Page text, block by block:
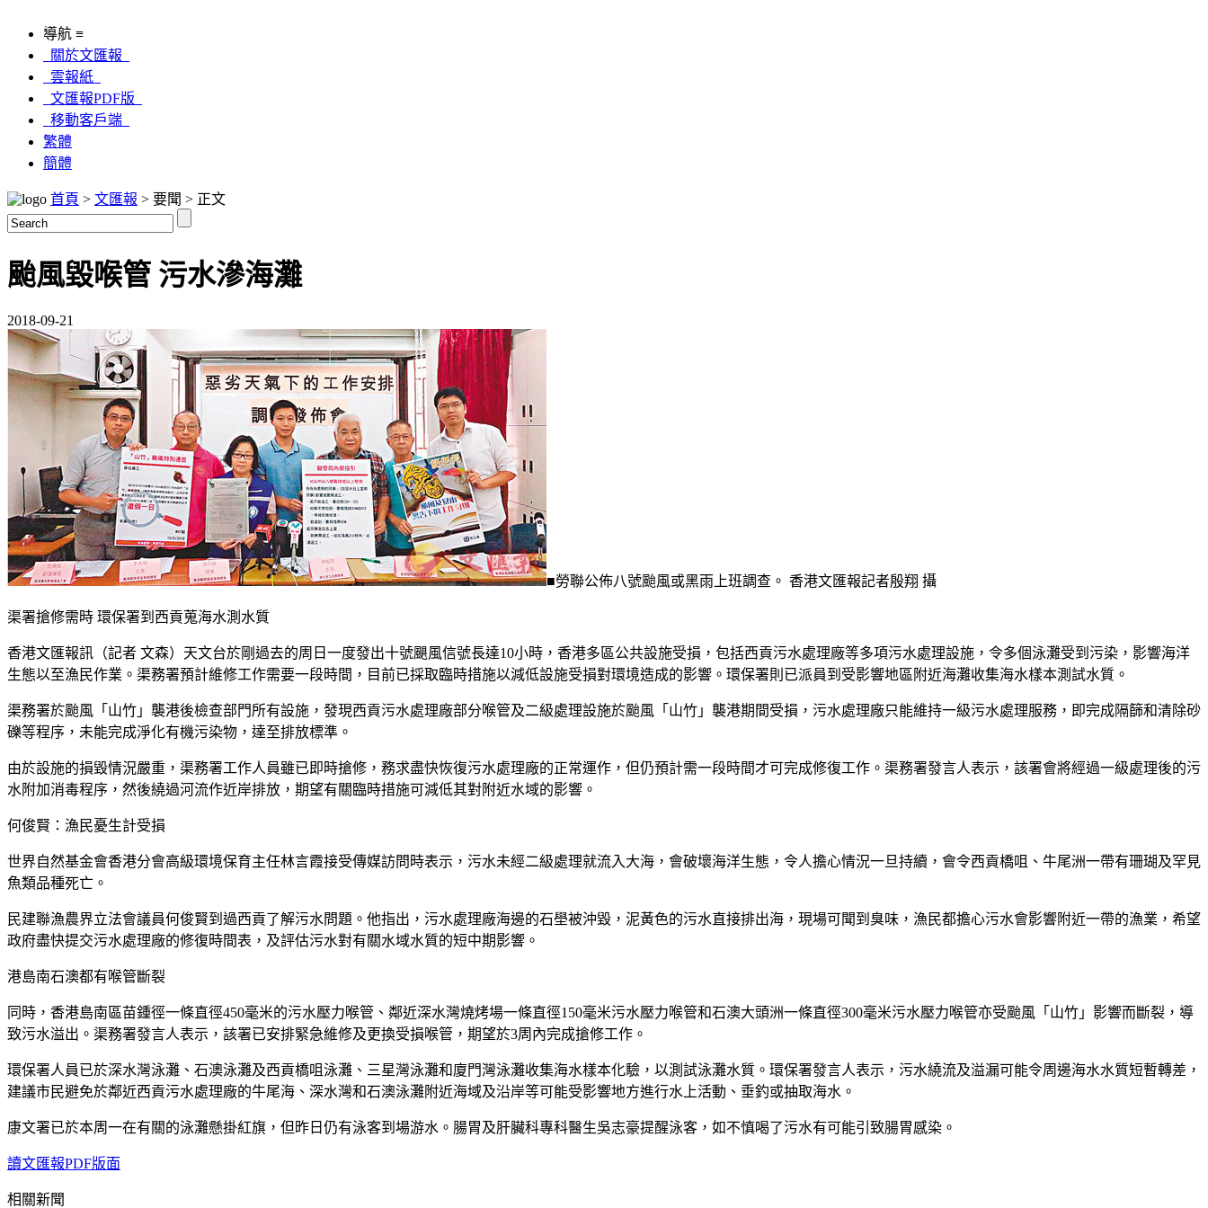
導航 ≡
關於文匯報
雲報紙
文匯報PDF版
移動客戶端
繁體
簡體
首頁 > 文匯報 > 要聞 > 正文
颱風毀喉管 污水滲海灘
2018-09-21
■勞聯公佈八號颱風或黑雨上班調查。 香港文匯報記者殷翔 攝
渠署搶修需時 環保署到西貢蒐海水測水質
香港文匯報訊（記者 文森）天文台於剛過去的周日一度發出十號颶風信號長達10小時，香港多區公共設施受損，包括西貢污水處理廠等多項污水處理設施，令多個泳灘受到污染，影響海洋
生態以至漁民作業。渠務署預計維修工作需要一段時間，目前已採取臨時措施以減低設施受損對環境造成的影響。環保署則已派員到受影響地區附近海灘收集海水樣本測試水質。
渠務署於颱風「山竹」襲港後檢查部門所有設施，發現西貢污水處理廠部分喉管及二級處理設施於颱風「山竹」襲港期間受損，污水處理廠只能維持一級污水處理服務，即完成隔篩和清除砂
礫等程序，未能完成淨化有機污染物，達至排放標準。
由於設施的損毀情況嚴重，渠務署工作人員雖已即時搶修，務求盡快恢復污水處理廠的正常運作，但仍預計需一段時間才可完成修復工作。渠務署發言人表示，該署會將經過一級處理後的污
水附加消毒程序，然後繞過河流作近岸排放，期望有關臨時措施可減低其對附近水域的影響。
何俊賢：漁民憂生計受損
世界自然基金會香港分會高級環境保育主任林言霞接受傳媒訪問時表示，污水未經二級處理就流入大海，會破壞海洋生態，令人擔心情況一旦持續，會令西貢橋咀、牛尾洲一帶有珊瑚及罕見
魚類品種死亡。
民建聯漁農界立法會議員何俊賢到過西貢了解污水問題。他指出，污水處理廠海邊的石壆被沖毀，泥黃色的污水直接排出海，現場可聞到臭味，漁民都擔心污水會影響附近一帶的漁業，希望
政府盡快提交污水處理廠的修復時間表，及評估污水對有關水域水質的短中期影響。
港島南石澳都有喉管斷裂
同時，香港島南區苗鍾徑一條直徑450毫米的污水壓力喉管、鄰近深水灣燒烤場一條直徑150毫米污水壓力喉管和石澳大頭洲一條直徑300毫米污水壓力喉管亦受颱風「山竹」影響而斷裂，導
致污水溢出。渠務署發言人表示，該署已安排緊急維修及更換受損喉管，期望於3周內完成搶修工作。
環保署人員已於深水灣泳灘、石澳泳灘及西貢橋咀泳灘、三星灣泳灘和廈門灣泳灘收集海水樣本化驗，以測試泳灘水質。環保署發言人表示，污水繞流及溢漏可能令周邊海水水質短暫轉差，
建議市民避免於鄰近西貢污水處理廠的牛尾海、深水灣和石澳泳灘附近海域及沿岸等可能受影響地方進行水上活動、垂釣或抽取海水。
康文署已於本周一在有關的泳灘懸掛紅旗，但昨日仍有泳客到場游水。腸胃及肝臟科專科醫生吳志豪提醒泳客，如不慎喝了污水有可能引致腸胃感染。
讀文匯報PDF版面
相關新聞